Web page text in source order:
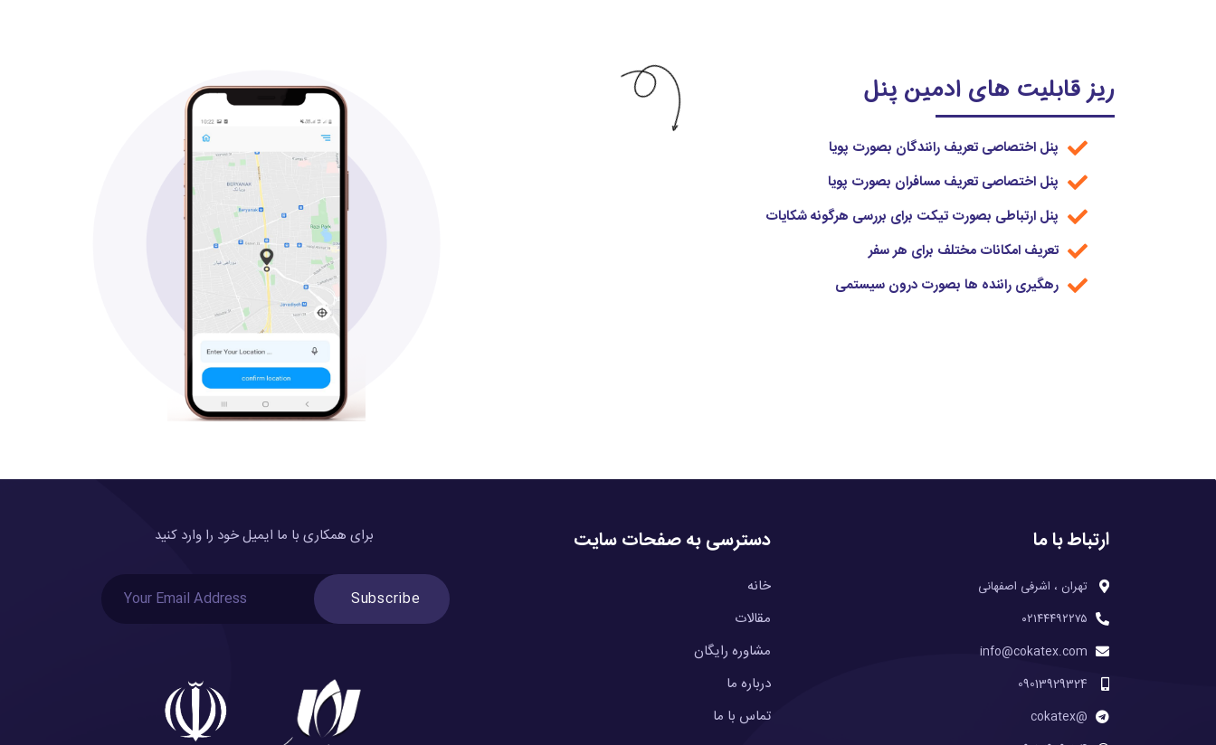
ریز قابلیت های ادمین پنل
پنل اختصاصی تعریف رانندگان بصورت پویا
پنل اختصاصی تعریف مسافران بصورت پویا
پنل ارتباطی بصورت تیکت برای بررسی هرگونه شکایات
تعریف امکانات مختلف برای هر سفر
رهگیری راننده ها بصورت درون سیستمی
ارتباط با ما
تهران ، اشرفی اصفهانی
۰۲۱۴۴۴۹۲۲۷۵
info@cokatex.com
09013929324
@cokatex
دسترسی به صفحات سایت
خانه
مقالات
مشاوره رایگان
درباره ما
تماس با ما
برای همکاری با ما ایمیل خود را وارد کنید